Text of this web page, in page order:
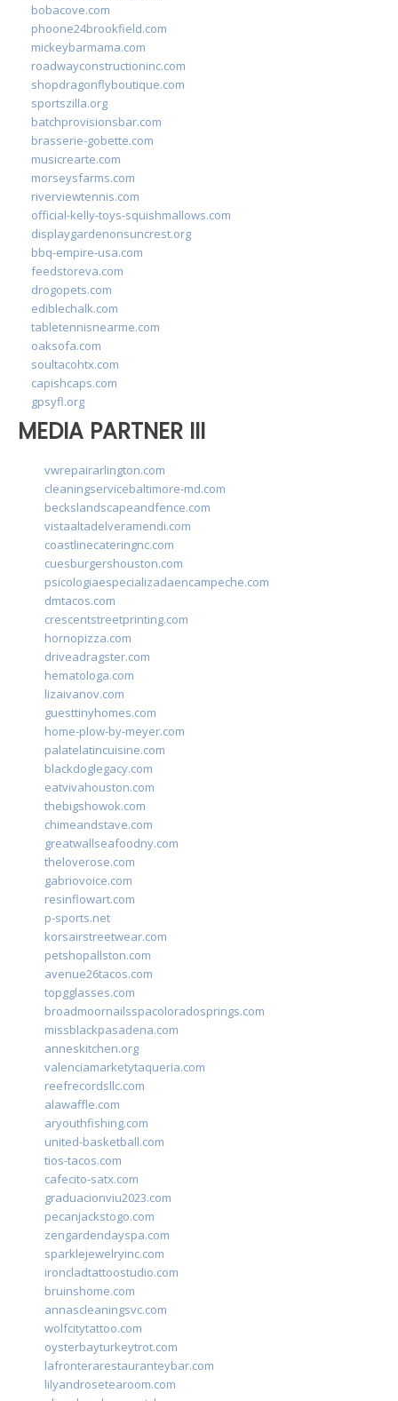
bobacove.com
phoone24brookfield.com
mickeybarmama.com
roadwayconstructioninc.com
shopdragonflyboutique.com
sportszilla.org
batchprovisionsbar.com
brasserie-gobette.com
musicrearte.com
morseysfarms.com
riverviewtennis.com
official-kelly-toys-squishmallows.com
displaygardenonsuncrest.org
bbq-empire-usa.com
feedstoreva.com
drogopets.com
ediblechalk.com
tabletennisnearme.com
oaksofa.com
soultacohtx.com
capishcaps.com
gpsyfl.org
MEDIA PARTNER III
vwrepairarlington.com
cleaningservicebaltimore-md.com
beckslandscapeandfence.com
vistaaltadelveramendi.com
coastlinecateringnc.com
cuesburgershouston.com
psicologiaespecializadaencampeche.com
dmtacos.com
crescentstreetprinting.com
hornopizza.com
driveadragster.com
hematologa.com
lizaivanov.com
guesttinyhomes.com
home-plow-by-meyer.com
palatelatincuisine.com
blackdoglegacy.com
eatvivahouston.com
thebigshowok.com
chimeandstave.com
greatwallseafoodny.com
theloverose.com
gabriovoice.com
resinflowart.com
p-sports.net
korsairstreetwear.com
petshopallston.com
avenue26tacos.com
topgglasses.com
broadmoornailsspacoloradosprings.com
missblackpasadena.com
anneskitchen.org
valenciamarketytaqueria.com
reefrecordsllc.com
alawaffle.com
aryouthfishing.com
united-basketball.com
tios-tacos.com
cafecito-satx.com
graduacionviu2023.com
pecanjackstogo.com
zengardendayspa.com
sparklejewelryinc.com
ironcladtattoostudio.com
bruinshome.com
annascleaningsvc.com
wolfcitytattoo.com
oysterbayturkeytrot.com
lafronterarestauranteybar.com
lilyandrosetearoom.com